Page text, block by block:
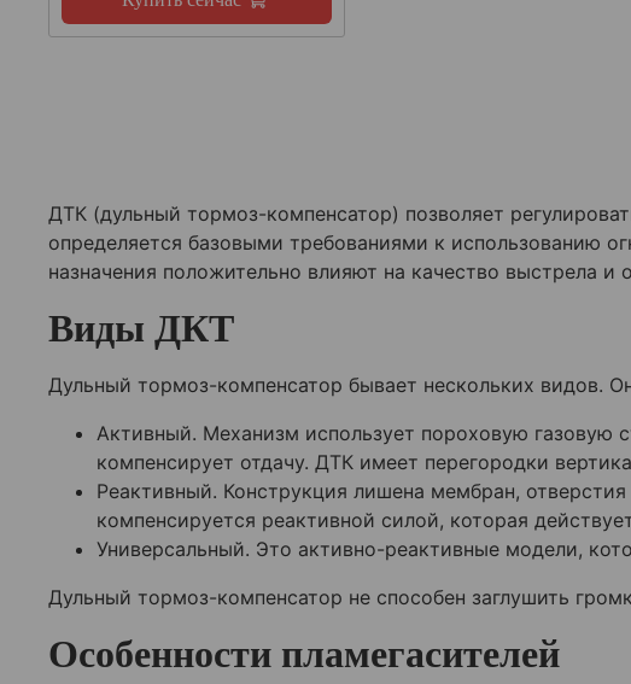
ДТК (дульный тормоз-компенсатор) позволяет
определяется базовыми требованиями к использованию
назначения положительно влияют на качество выстрела
Виды ДКТ
Дульный тормоз-компенсатор бывает нескольких видов.
Активный. Механизм использует пороховую газовую
компенсирует отдачу. ДТК имеет перегородки
Реактивный. Конструкция лишена мембран,
компенсируется реактивной силой, которая
Универсальный. Это активно-реактивные модели,
Дульный тормоз-компенсатор не способен заглушить
Особенности пламегасителей